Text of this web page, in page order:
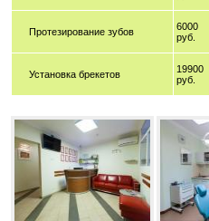
Протезирование зубов
6000
руб.
Установка брекетов
19900
руб.